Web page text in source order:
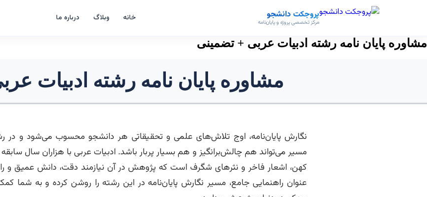
پروجکت دانشجو
مرکز تخصصی پروژه و پایان‌نامه خانه وبلاگ درباره ما
مشاوره پایان نامه رشته ادبیات عربی + تضمینی
مشاوره پایان نامه رشته ادبیات
نگارش پایان‌نامه، اوج تلاش‌های علمی و تحقیقاتی هر دانشجو محسوب می‌شود و در
مسیر می‌تواند هم چالش‌برانگیز و هم بسیار پربار باشد. ادبیات عربی با هزاران سال
کهن، اشعار فاخر و نثرهای شگرف است که پژوهش در آن نیازمند دقت، دانش عمیق و
عنوان راهنمایی جامع، مسیر نگارش پایان‌نامه در این رشته را روشن کرده و به شما